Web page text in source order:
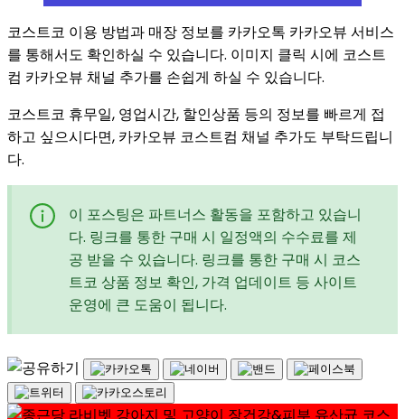
코스트코 이용 방법과 매장 정보를 카카오톡 카카오뷰 서비스
를 통해서도 확인하실 수 있습니다. 이미지 클릭 시에 코스트
컴 카카오뷰 채널 추가를 손쉽게 하실 수 있습니다.
코스트코 휴무일, 영업시간, 할인상품 등의 정보를 빠르게 접
하고 싶으시다면, 카카오뷰 코스트컴 채널 추가도 부탁드립니
다.
이 포스팅은 파트너스 활동을 포함하고 있습니
다. 링크를 통한 구매 시 일정액의 수수료를 제
공 받을 수 있습니다. 링크를 통한 구매 시 코스
트코 상품 정보 확인, 가격 업데이트 등 사이트
운영에 큰 도움이 됩니다.